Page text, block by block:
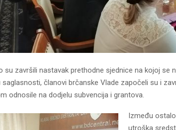
su završili nastavak prethodne sjednice na kojoj se
saglasnosti, članovi brčanske Vlade započeli su i
odnosile na dodjelu subvencija i grantova.
Između
utroška